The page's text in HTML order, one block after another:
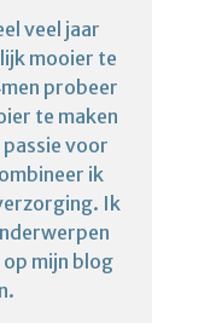
veel jaar
mooier te
probeer
te maken
voor
ik
Ik
mijn blog